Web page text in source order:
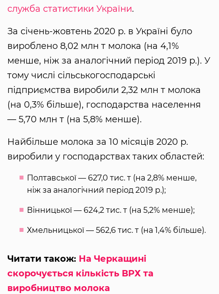
служба статистики України.
За січень-жовтень 2020 р. в Україні було
вироблено 8,02 млн т молока (на 4,1%
менше, ніж за аналогічний період 2019 р.). У
тому числі сільськогосподарські
підприємства виробили 2,32 млн т молока
(на 0,3% більше), господарства населення
— 5,70 млн т (на 5,8% менше).
Найбільше молока за 10 місяців 2020 р.
виробили у господарствах таких областей:
Полтавської — 627,0 тис. т (на 2,8% менше,
ніж за аналогічний період 2019 р.);
Вінницької — 624,2 тис. т (на 5,2% менше);
Хмельницької — 562,6 тис. т (на 1,4% більше).
Читати також: На Черкащині
скорочується кількість ВРХ та
виробництво молока